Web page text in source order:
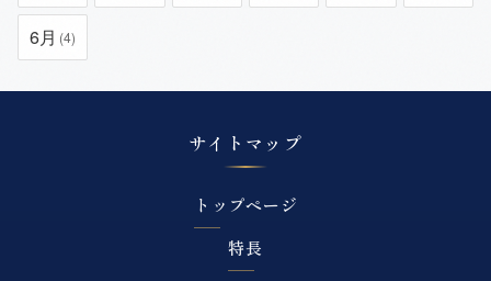
6月 (4)
サイトマップ
トップページ
特長